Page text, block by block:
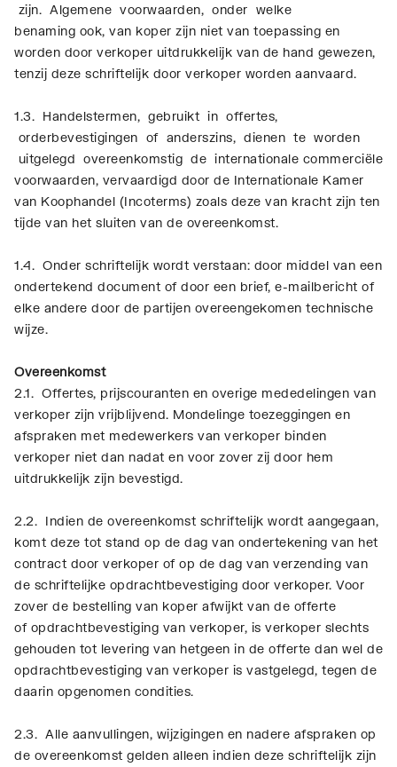
zijn. Algemene voorwaarden, onder welke
benaming ook, van koper zijn niet van toepassing en
worden door verkoper uitdrukkelijk van de hand gewezen,
tenzij deze schriftelijk door verkoper worden aanvaard.
1.3. Handelstermen, gebruikt in offertes,
orderbevestigingen of anderszins, dienen te worden
uitgelegd overeenkomstig de internationale commerciële
voorwaarden, vervaardigd door de Internationale Kamer
van Koophandel (Incoterms) zoals deze van kracht zijn ten
tijde van het sluiten van de overeenkomst.
1.4. Onder schriftelijk wordt verstaan: door middel van een
ondertekend document of door een brief, e-mailbericht of
elke andere door de partijen overeengekomen technische
wijze.
Overeenkomst
2.1. Offertes, prijscouranten en overige mededelingen van
verkoper zijn vrijblijvend. Mondelinge toezeggingen en
afspraken met medewerkers van verkoper binden
verkoper niet dan nadat en voor zover zij door hem
uitdrukkelijk zijn bevestigd.
2.2. Indien de overeenkomst schriftelijk wordt aangegaan,
komt deze tot stand op de dag van ondertekening van het
contract door verkoper of op de dag van verzending van
de schriftelijke opdrachtbevestiging door verkoper. Voor
zover de bestelling van koper afwijkt van de offerte
of opdrachtbevestiging van verkoper, is verkoper slechts
gehouden tot levering van hetgeen in de offerte dan wel de
opdrachtbevestiging van verkoper is vastgelegd, tegen de
daarin opgenomen condities.
2.3. Alle aanvullingen, wijzigingen en nadere afspraken op
de overeenkomst gelden alleen indien deze schriftelijk zijn